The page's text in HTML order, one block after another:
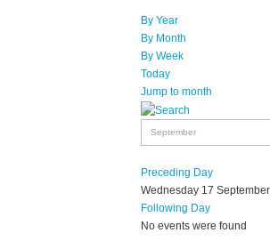
By Year
By Month
By Week
Today
Jump to month
Preceding Day
Wednesday 17
Following Day
No events were found